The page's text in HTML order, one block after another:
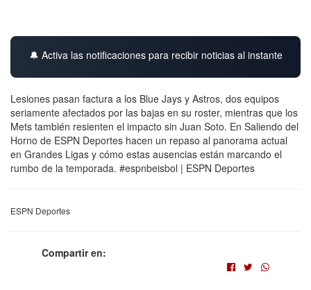
🔔 Activa las notificaciones para recibir noticias al instante
Lesiones pasan factura a los Blue Jays y Astros, dos equipos
seriamente afectados por las bajas en su roster, mientras que los
Mets también resienten el impacto sin Juan Soto. En Saliendo del
Horno de ESPN Deportes hacen un repaso al panorama actual
en Grandes Ligas y cómo estas ausencias están marcando el
rumbo de la temporada. #espnbeisbol | ESPN Deportes
ESPN Deportes
Compartir en: